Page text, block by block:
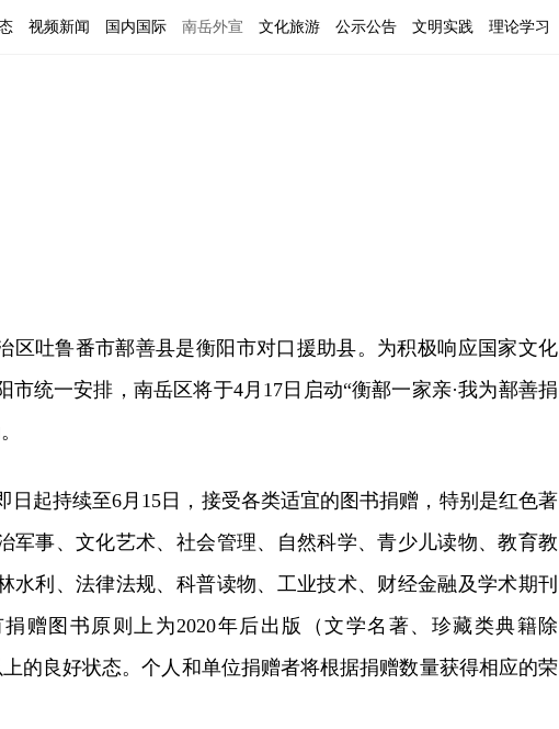
视频新闻 国内国际 南岳外宣 文化旅游 公示公告 文明实践 理论学习
区吐鲁番市鄯善县是衡阳市对口援助县。为积极响应国家文化
市统一安排，南岳区将于4月17日启动“衡鄯一家亲·我为鄯善捐
日起持续至6月15日，接受各类适宜的图书捐赠，特别是红色著
军事、文化艺术、社会管理、自然科学、青少儿读物、教育教
水利、法律法规、科普读物、工业技术、财经金融及学术期刊
赠图书原则上为2020年后出版（文学名著、珍藏类典籍除
的良好状态。个人和单位捐赠者将根据捐赠数量获得相应的荣